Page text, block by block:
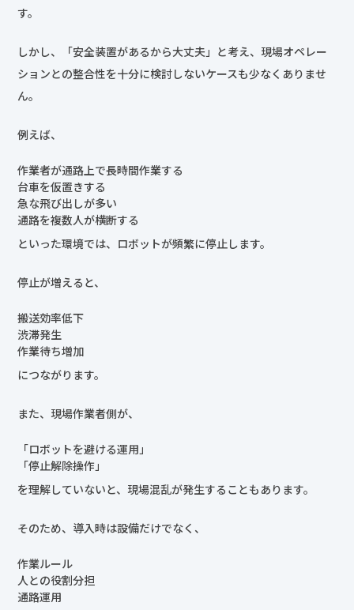
す。
しかし、「安全装置があるから大丈夫」と考え、現場オペレー
ションとの整合性を十分に検討しないケースも少なくありませ
ん。
例えば、
作業者が通路上で長時間作業する
台車を仮置きする
急な飛び出しが多い
通路を複数人が横断する
といった環境では、ロボットが頻繁に停止します。
停止が増えると、
搬送効率低下
渋滞発生
作業待ち増加
につながります。
また、現場作業者側が、
「ロボットを避ける運用」
「停止解除操作」
を理解していないと、現場混乱が発生することもあります。
そのため、導入時は設備だけでなく、
作業ルール
人との役割分担
通路運用